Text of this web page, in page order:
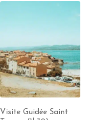
Visite Guidée